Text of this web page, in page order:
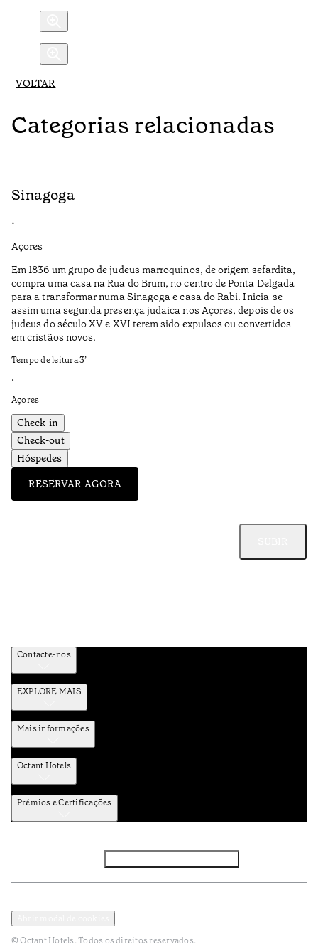
VOLTAR
Categorias relacionadas
Sinagoga
•
Açores
Em 1836 um grupo de judeus marroquinos, de origem sefardita,
compra uma casa na Rua do Brum, no centro de Ponta Delgada
para a transformar numa Sinagoga e casa do Rabi. Inicia-se
assim uma segunda presença judaica nos Açores, depois de os
judeus do século XV e XVI terem sido expulsos ou convertidos
em cristãos novos.
Tempo de leitura3’
•
Açores
Check-in
Check-out
Hóspedes
RESERVAR AGORA
Contacte-nos
EXPLORE MAIS
Mais informações
Octant Hotels
Prémios e Certificações
© Octant Hotels. Todos os direitos reservados.